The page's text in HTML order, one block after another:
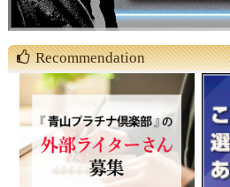
Recommendation